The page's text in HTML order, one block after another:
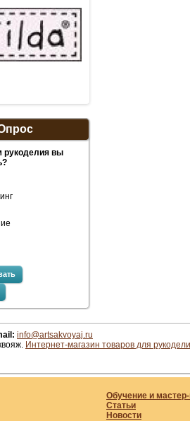
рукоделия вы
info@artsakvoyaj.ru
Интернет-магазин товаров для
Обучение и
Статьи
Новости